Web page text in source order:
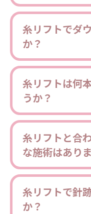
糸リフトでダ
か？
糸リフトは何
うか？
糸リフトと合
な施術はあり
糸リフトで針
か？